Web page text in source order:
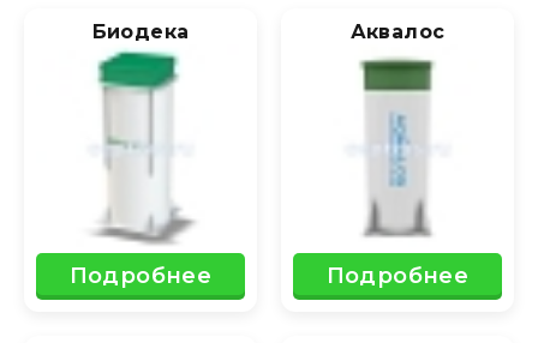
Биодека
Подробнее
Аквалос
Подробнее